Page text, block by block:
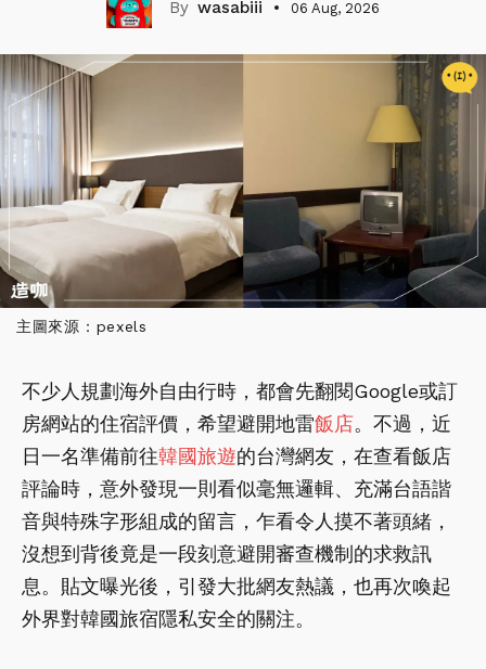
wasabiii 06 Aug, 2026
主圖來源：pexels
不少人規劃海外自由行時，都會先翻閱Google或訂
房網站的住宿評價，希望避開地雷飯店。不過，近
日一名準備前往韓國旅遊的台灣網友，在查看飯店
評論時，意外發現一則看似毫無邏輯、充滿台語諧
音與特殊字形組成的留言，乍看令人摸不著頭緒，
沒想到背後竟是一段刻意避開審查機制的求救訊
息。貼文曝光後，引發大批網友熱議，也再次喚起
外界對韓國旅宿隱私安全的關注。